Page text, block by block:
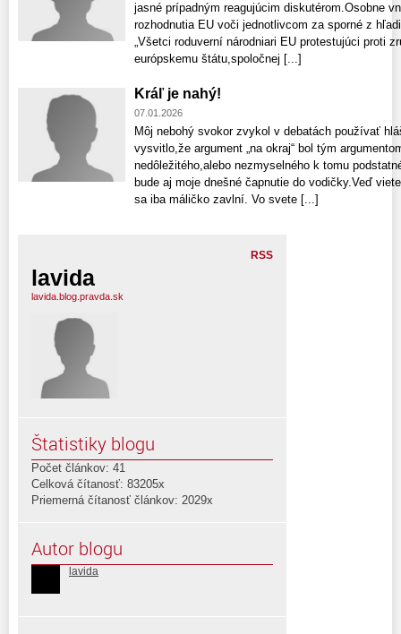
jasné prípadným reagujúcim diskutérom.Osobne
rozhodnutia EU voči jednotlivcom za sporné z
„Všetci roduverní národniari EU protestujúci proti
európskemu štátu,spoločnej [...]
Kráľ je nahý!
07.01.2026
Môj nebohý svokor zvykol v debatách používať
vysvitlo,že argument „na okraj“ bol tým
nedôležitého,alebo nezmyselného k tomu
bude aj moje dnešné čapnutie do vodičky.Veď
sa iba máličko zavlní. Vo svete [...]
RSS
lavida
lavida.blog.pravda.sk
Štatistiky blogu
Počet článkov: 41
Celková čítanosť: 83205x
Priemerná čítanosť článkov: 2029x
Autor blogu
lavida